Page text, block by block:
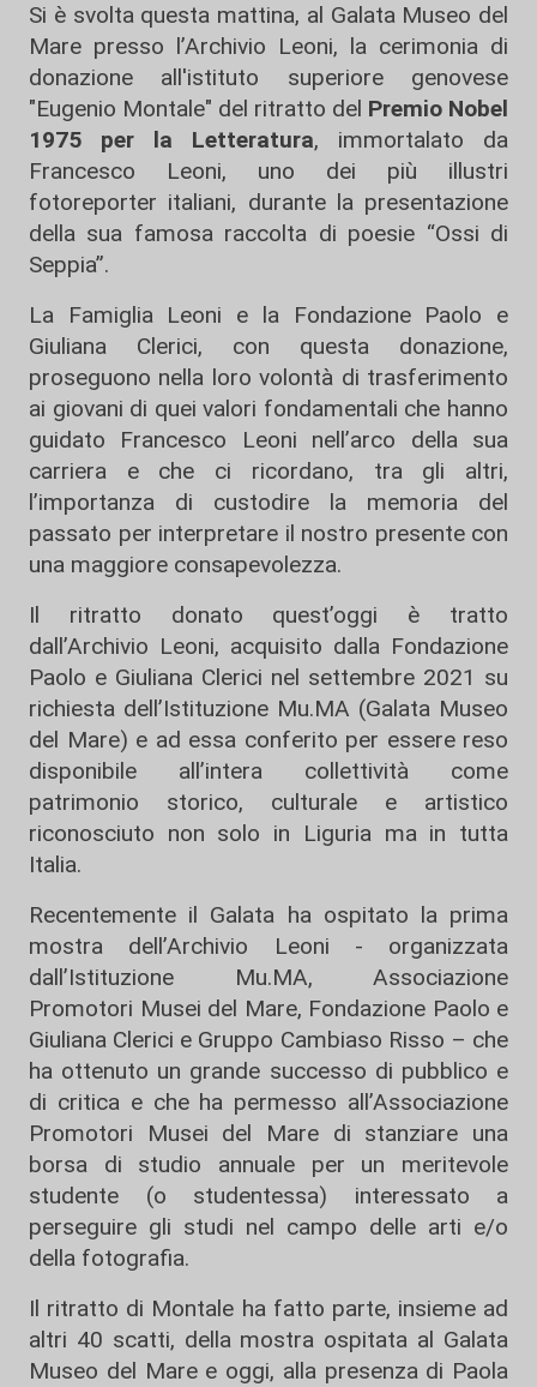
Si è svolta questa mattina, al Galata Museo del
Mare presso l’Archivio Leoni, la cerimonia di
donazione all'istituto superiore genovese
"Eugenio Montale" del ritratto del Premio Nobel
1975 per la Letteratura, immortalato da
Francesco Leoni, uno dei più illustri
fotoreporter italiani, durante la presentazione
della sua famosa raccolta di poesie “Ossi di
Seppia”.
La Famiglia Leoni e la Fondazione Paolo e
Giuliana Clerici, con questa donazione,
proseguono nella loro volontà di trasferimento
ai giovani di quei valori fondamentali che hanno
guidato Francesco Leoni nell’arco della sua
carriera e che ci ricordano, tra gli altri,
l’importanza di custodire la memoria del
passato per interpretare il nostro presente con
una maggiore consapevolezza.
Il ritratto donato quest’oggi è tratto
dall’Archivio Leoni, acquisito dalla Fondazione
Paolo e Giuliana Clerici nel settembre 2021 su
richiesta dell’Istituzione Mu.MA (Galata Museo
del Mare) e ad essa conferito per essere reso
disponibile all’intera collettività come
patrimonio storico, culturale e artistico
riconosciuto non solo in Liguria ma in tutta
Italia.
Recentemente il Galata ha ospitato la prima
mostra dell’Archivio Leoni - organizzata
dall’Istituzione Mu.MA, Associazione
Promotori Musei del Mare, Fondazione Paolo e
Giuliana Clerici e Gruppo Cambiaso Risso – che
ha ottenuto un grande successo di pubblico e
di critica e che ha permesso all’Associazione
Promotori Musei del Mare di stanziare una
borsa di studio annuale per un meritevole
studente (o studentessa) interessato a
perseguire gli studi nel campo delle arti e/o
della fotografia.
Il ritratto di Montale ha fatto parte, insieme ad
altri 40 scatti, della mostra ospitata al Galata
Museo del Mare e oggi, alla presenza di Paola